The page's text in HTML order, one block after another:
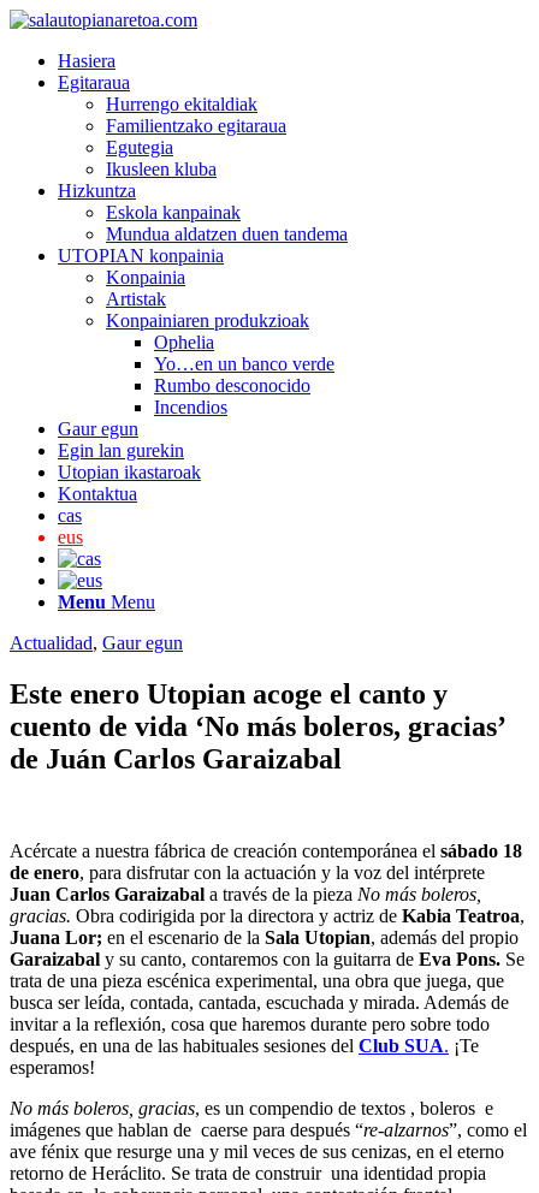
Hasiera
Egitaraua
Hurrengo ekitaldiak
Familientzako egitaraua
Egutegia
Ikusleen kluba
Hizkuntza
Eskola kanpainak
Mundua aldatzen duen tandema
UTOPIAN konpainia
Konpainia
Artistak
Konpainiaren produkzioak
Ophelia
Yo…en un banco verde
Rumbo desconocido
Incendios
Gaur egun
Egin lan gurekin
Utopian ikastaroak
Kontaktua
cas
eus
Menu Menu
Actualidad, Gaur egun
Este enero Utopian acoge el canto y
cuento de vida ‘No más boleros, gracias’
de Juán Carlos Garaizabal
Acércate a nuestra fábrica de creación contemporánea el sábado 18
de enero, para disfrutar con la actuación y la voz del intérprete
Juan Carlos Garaizabal a través de la pieza No más boleros,
gracias. Obra codirigida por la directora y actriz de Kabia Teatroa,
Juana Lor; en el escenario de la Sala Utopian, además del propio
Garaizabal y su canto, contaremos con la guitarra de Eva Pons. Se
trata de una pieza escénica experimental, una obra que juega, que
busca ser leída, contada, cantada, escuchada y mirada. Además de
invitar a la reflexión, cosa que haremos durante pero sobre todo
después, en una de las habituales sesiones del Club SUA. ¡Te
esperamos!
No más boleros, gracias, es un compendio de textos , boleros e
imágenes que hablan de caerse para después “re-alzarnos”, como el
ave fénix que resurge una y mil veces de sus cenizas, en el eterno
retorno de Heráclito. Se trata de construir una identidad propia